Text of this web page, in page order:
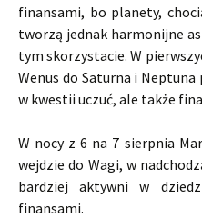
finansami, bo planety,
tworzą jednak harmonijne
tym skorzystacie. W
Wenus do Saturna i
w kwestii uczuć, ale także
W nocy z 6 na 7 sierpnia
wejdzie do Wagi, w
bardziej aktywni w
finansami.